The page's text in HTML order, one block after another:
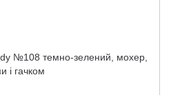
№108 темно-зелений, мохер,
і гачком